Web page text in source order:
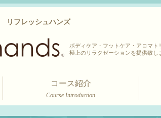
リフレッシュハンズ
ボディケア・フットケア・アロマト
極上のリラクゼーションを提供致し
コース紹介
Course Introduction